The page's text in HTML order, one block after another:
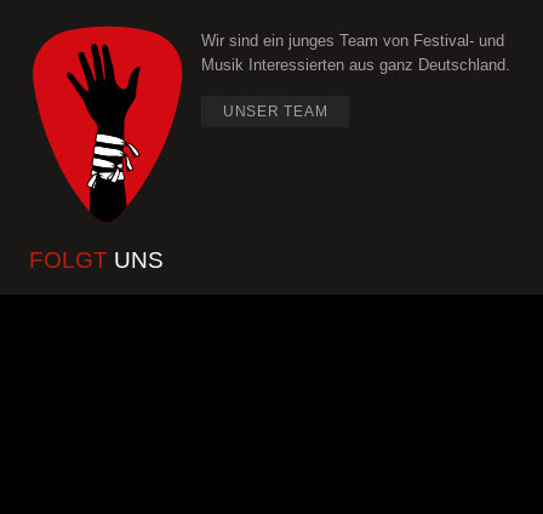
Wir sind ein junges Team von Festival- und
Musik Interessierten aus ganz Deutschland.
UNSER TEAM
FOLGT UNS